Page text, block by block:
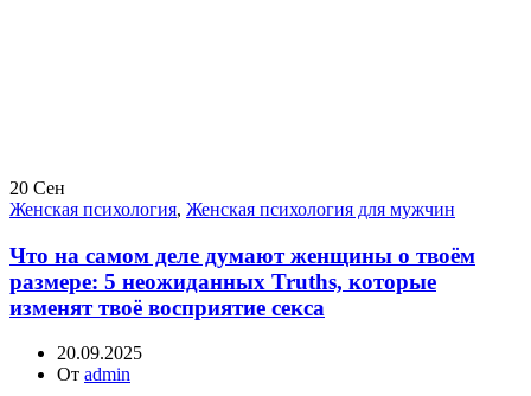
20 Сен
Женская психология, Женская психология для мужчин
Что на самом деле думают женщины о твоём
размере: 5 неожиданных Truths, которые
изменят твоё восприятие секса
20.09.2025
От admin